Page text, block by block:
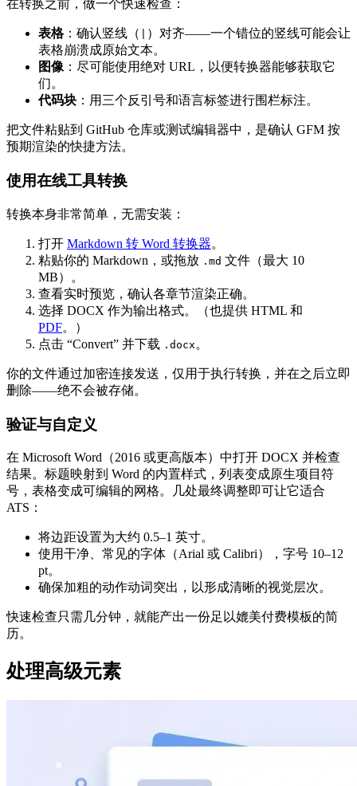
在转换之前，做一个快速检查：
表格：确认竖线（
）对齐——一个错位的竖线可能会让
表格崩溃成原始文本。
图像：尽可能使用绝对 URL，以便转换器能够获取它
们。
代码块 ：用三个反引号和语言标签进行围栏标注。
把文件粘贴到 GitHub 仓库或测试编辑器中，是确认 GFM 按
预期渲染的快捷方法。
使用在线工具转换
转换本身非常简单，无需安装：
打开 Markdown 转 Word 转换器。
粘贴你的 Markdown，或拖放 .md 文件（最大 10
MB）。
查看实时预览，确认各章节渲染正确。
选择 DOCX 作为输出格式。（也提供 HTML 和
PDF。）
点击 “Convert” 并下载 .docx 。
你的文件通过加密连接发送，仅用于执行转换，并在之后立即
删除——绝不会被存储。
验证与自定义
在 Microsoft Word（2016 或更高版本）中打开 DOCX 并检查
结果。标题映射到 Word 的内置样式，列表变成原生项目符
号，表格变成可编辑的网格。几处最终调整即可让它适合
ATS：
将边距设置为大约 0.5–1 英寸。
使用干净、常见的字体（Arial 或 Calibri），字号 10–12
pt。
确保加粗的动作动词突出，以形成清晰的视觉层次。
快速检查只需几分钟，就能产出一份足以媲美付费模板的简
历。
处理高级元素